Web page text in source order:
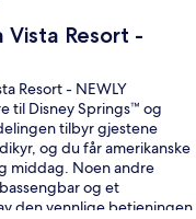
Vista Resort -
Resort - NEWLY
til Disney Springs™ og
tilbyr gjestene
og du får amerikanske
middag. Noen andre
og et
den vennlige betjeningen